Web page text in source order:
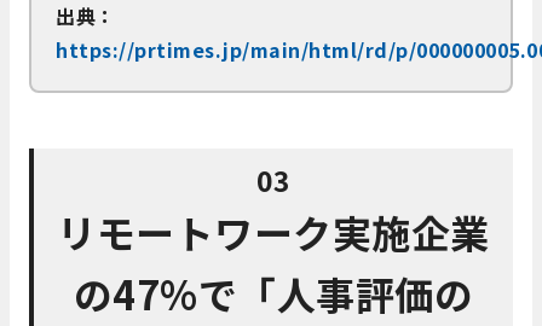
出典：
https://prtimes.jp/main/html/rd/p/
03
リモートワーク実施企業
の47%で「人事評価の